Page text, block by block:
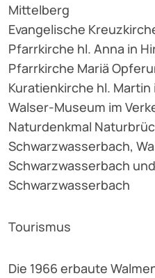
Mittelberg
Evangelische
Pfarrkirche hl. Anna in
Pfarrkirche Mariä
Kuratienkirche hl. Martin
Walser-Museum im
Naturdenkmal
Schwarzwasserbach,
Schwarzwasserbach
Schwarzwasserbach
Tourismus
Die 1966 erbaute